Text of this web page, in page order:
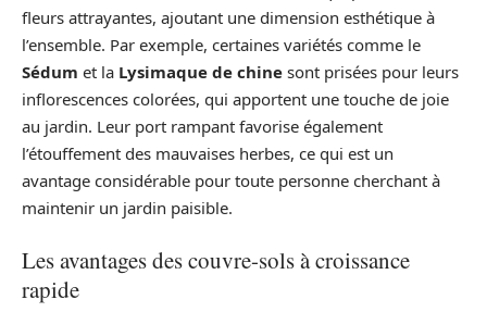
fleurs attrayantes, ajoutant une dimension esthétique à
l’ensemble. Par exemple, certaines variétés comme le
Sédum et la Lysimaque de chine sont prisées pour leurs
inflorescences colorées, qui apportent une touche de joie
au jardin. Leur port rampant favorise également
l’étouffement des mauvaises herbes, ce qui est un
avantage considérable pour toute personne cherchant à
maintenir un jardin paisible.
Les avantages des couvre-sols à croissance
rapide